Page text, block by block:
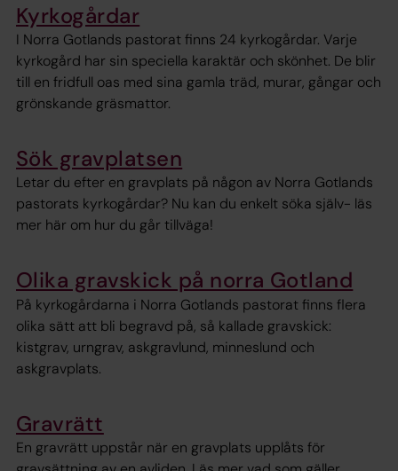
Kyrkogårdar
I Norra Gotlands pastorat finns 24 kyrkogårdar. Varje
kyrkogård har sin speciella karaktär och skönhet. De blir
till en fridfull oas med sina gamla träd, murar, gångar och
grönskande gräsmattor.
Sök gravplatsen
Letar du efter en gravplats på någon av Norra Gotlands
pastorats kyrkogårdar? Nu kan du enkelt söka själv- läs
mer här om hur du går tillväga!
Olika gravskick på norra Gotland
På kyrkogårdarna i Norra Gotlands pastorat finns flera
olika sätt att bli begravd på, så kallade gravskick:
kistgrav, urngrav, askgravlund, minneslund och
askgravplats.
Gravrätt
En gravrätt uppstår när en gravplats upplåts för